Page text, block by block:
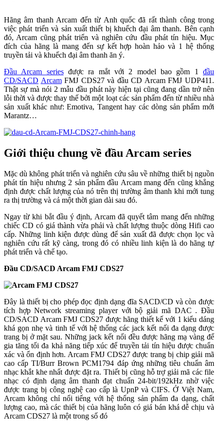
Hãng âm thanh Arcam đến từ Anh quốc đã rất thành công trong
việc phát triển và sản xuất thiết bị khuếch đại âm thanh. Bên cạnh
đó, Arcam cũng phát triển và nghiên cứu đầu phát tín hiệu. Mục
đích của hãng là mang đến sự kết hợp hoàn hảo và 1 hệ thống
truyền tải và khuếch đại âm thanh ăn ý.
Đầu Arcam seriesđược ra mắt với 2 model bao gồm 1đầu
CD/SACD ArcamFMJ CDS27 và đầu CD Arcam FMJ UDP411.
Thật sự mà nói 2 mẫu đầu phát này hiện tại cũng đang dần trở nên
lỗi thời và được thay thế bởi một loạt các sản phẩm đến từ nhiều nhà
sản xuất khác như: Emotiva, Tangent hay các dòng sản phẩm mới
Marantz…
Giới thiệu chung về đầu Arcam series
Mặc dù không phát triển và nghiên cứu sâu về những thiết bị nguồn
phát tín hiệu nhưng 2 sản phẩm đầu Arcam mang đến cũng khẳng
định được chất lượng của nó trên thị trường âm thanh khi mới tung
ra thị trường và cả một thời gian dài sau đó.
Ngay từ khi bắt đầu ý định, Arcam đã quyết tâm mang đến những
chiếc CD có giá thành vừa phải và chất lượng thuộc dòng Hifi cao
cấp. Những linh kiện được dùng để sản xuất đã được chọn lọc và
nghiên cứu rất kỹ càng, trong đó có nhiều linh kiện là do hãng tự
phát triển và chế tạo.
Đầu CD/SACD Arcam FMJ CDS27
Đây là thiết bị cho phép đọc định dạng đĩa SACD/CD và còn được
tích hợp Network streaming player với bộ giải mã DAC . Đầu
CD/SACD Arcam FMJ CDS27 được hãng thiết kế với 1 kiểu dáng
khá gọn nhẹ và tinh tế với hệ thống các jack kết nối đa dạng được
trang bị ở mặt sau. Những jack kết nối đều được hãng mạ vàng để
gia tăng tối đa khả năng tiếp xúc để truyền tải tín hiệu được chuẩn
xác và ổn định hơn. Arcam FMJ CDS27 được trang bị chip giải mã
cao cấp TI/Burr Brown PCM1794 đáp ứng những tiêu chuẩn âm
nhạc khắt khe nhất được đặt ra. Thiết bị cũng hỗ trợ giải mã các file
nhạc có định dạng âm thanh đạt chuẩn 24-bit/192kHz nhờ việc
được trang bị công nghệ cao cấp là UpnP và CIFS. Ở Việt Nam,
Arcam không chỉ nổi tiếng với hệ thống sản phẩm đa dạng, chất
lượng cao, mà các thiết bị của hãng luôn có giá bán khá dễ chịu và
Arcam CDS27 là một trong số đó